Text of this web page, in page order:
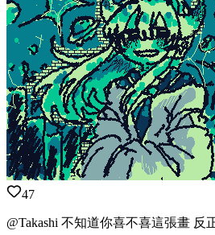
47
@Takashi 不知道你喜不喜這張畫 反